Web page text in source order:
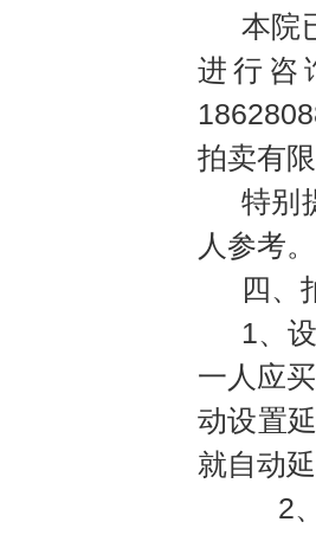
本院
进行咨
拍卖有
特别
人参考
四、
1、
一人应
动设置
就自动
2、